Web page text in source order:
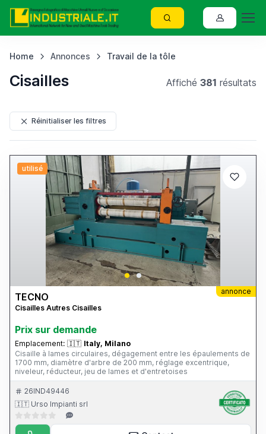
Home Annonces Travail de la tôle
Cisailles Affiché 381 résultats
Réinitialiser les filtres
utilisé
annonce
TECNO
Cisailles Autres Cisailles
Prix ​​sur demande
Emplacement: 🇮🇹 Italy, Milano
Cisaille à lames circulaires, dégagement entre les épaulements de
1700 mm, diamètre d'arbre de 200 mm, réglage excentrique,
niveleur, réducteur, jeu de lames et d'entretoises
26IND49446
🇮🇹 Urso Impianti srl